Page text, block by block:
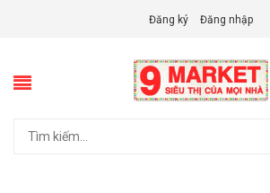
Đăng ký Đăng nhập